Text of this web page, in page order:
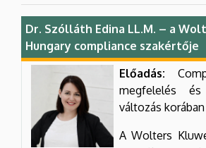
Dr. Szólláth Edina LL.M. – a
Hungary compliance szakértője
Előadás:
megfelelés
változás korában
A Wolters